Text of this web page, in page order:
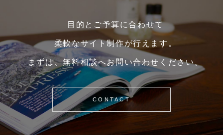
目的とご予算に合わせて
柔軟なサイト制作が行えます。
まずは、無料相談へお問い合わせください。
CONTACT